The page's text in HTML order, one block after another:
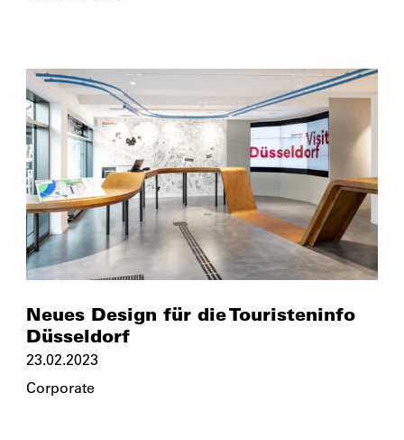
Neues Design für die Touristeninfo
Düsseldorf
23.02.2023
Corporate